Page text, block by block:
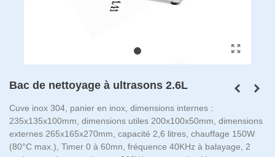
Bac de nettoyage à ultrasons 2.6L
Cuve inox 304, panier en inox, dimensions internes :
235x135x100mm, dimensions utiles 200x100x50mm, dimensions
externes 265x165x270mm, capacité 2,6 litres, chauffage 150W
(80°C max.), Timer 0 à 60mn, fréquence 40KHz à balayage, 2